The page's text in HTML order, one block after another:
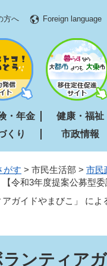
方へ Foreign language
・年金
健康・福祉
くり 市政情報
がす > 市民生活部 > 市民
令和3年度提案公募型委
アガイドやまびこ」 に
ランティア